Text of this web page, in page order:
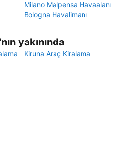
Milano Malpensa Havaalanı
Bologna Havalimanı
yakınında
Kiruna Araç Kiralama